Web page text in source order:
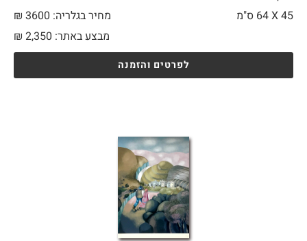
45 X
מחיר בגלריה: 3600 ₪
מבצע באתר:
₪ 2,350
לפרטים והזמנה